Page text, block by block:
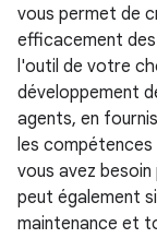
vous permet de
efficacement
l'outil de votre
développement
agents, en
les
vous avez
peut également
maintenance et